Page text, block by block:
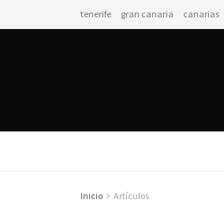
tenerife gran canaria canarias
Inicio Artículos